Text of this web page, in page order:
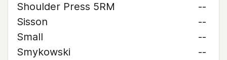
Shoulder Press 5RM
--
Sisson
--
Small
--
Smykowski
--